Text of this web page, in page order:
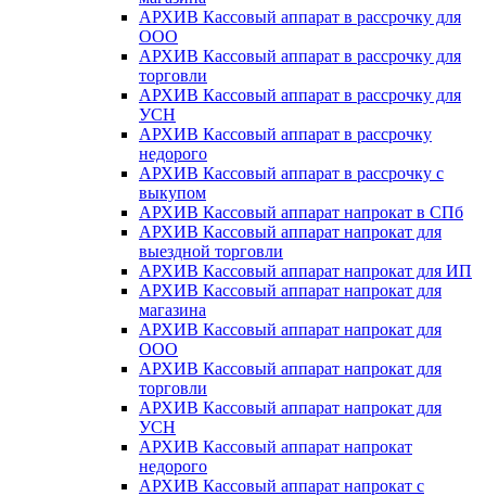
АРХИВ Кассовый аппарат в рассрочку для
ООО
АРХИВ Кассовый аппарат в рассрочку для
торговли
АРХИВ Кассовый аппарат в рассрочку для
УСН
АРХИВ Кассовый аппарат в рассрочку
недорого
АРХИВ Кассовый аппарат в рассрочку с
выкупом
АРХИВ Кассовый аппарат напрокат в СПб
АРХИВ Кассовый аппарат напрокат для
выездной торговли
АРХИВ Кассовый аппарат напрокат для ИП
АРХИВ Кассовый аппарат напрокат для
магазина
АРХИВ Кассовый аппарат напрокат для
ООО
АРХИВ Кассовый аппарат напрокат для
торговли
АРХИВ Кассовый аппарат напрокат для
УСН
АРХИВ Кассовый аппарат напрокат
недорого
АРХИВ Кассовый аппарат напрокат с